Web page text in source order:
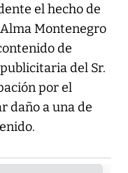
el hecho de
Montenegro
de
del Sr.
por el
daño a una de